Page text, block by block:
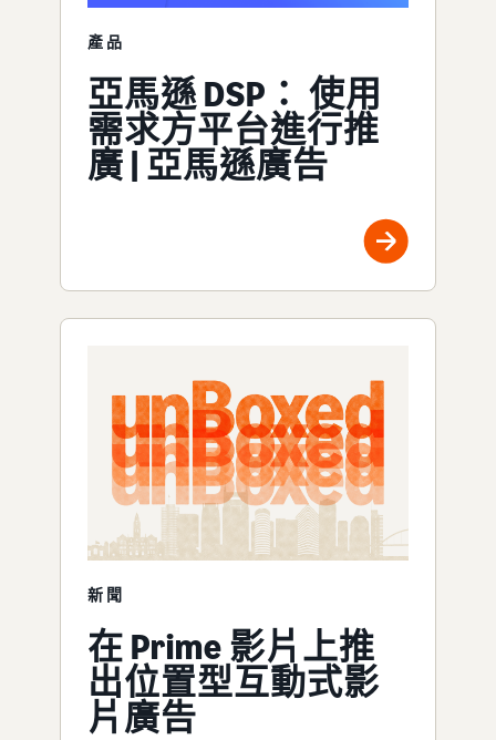
產品
亞馬遜 DSP： 使用
需求方平台進行推
廣 | 亞馬遜廣告
新聞
在 Prime 影片上推
出位置型互動式影
片廣告